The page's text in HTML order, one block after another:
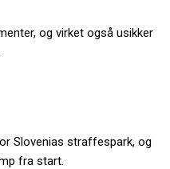
og virket også usikker
Slovenias straffespark, og
fra start.